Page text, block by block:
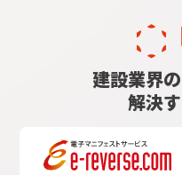
建設業界
解決